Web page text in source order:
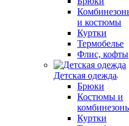
и костюмы
Куртки
Термобелье
Флис, кофты
Детская одежда
Брюки
Костюмы и
Куртки